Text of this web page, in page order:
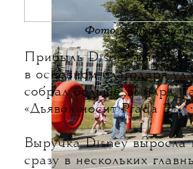
Фото: кадр из
Прибыль Disney выросла
в основном благодаря
собрал больше $1 млрд.
«Дьявол носит Prada 2».
Выручка Disney выросла
сразу в нескольких